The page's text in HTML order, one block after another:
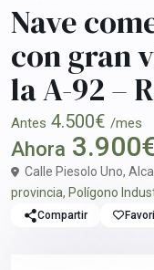
Nave
con gran
la A-92 –
Antes 4.500€ /mes
Ahora
Calle Piesolo Uno,
provincia, Polígono
Compartir